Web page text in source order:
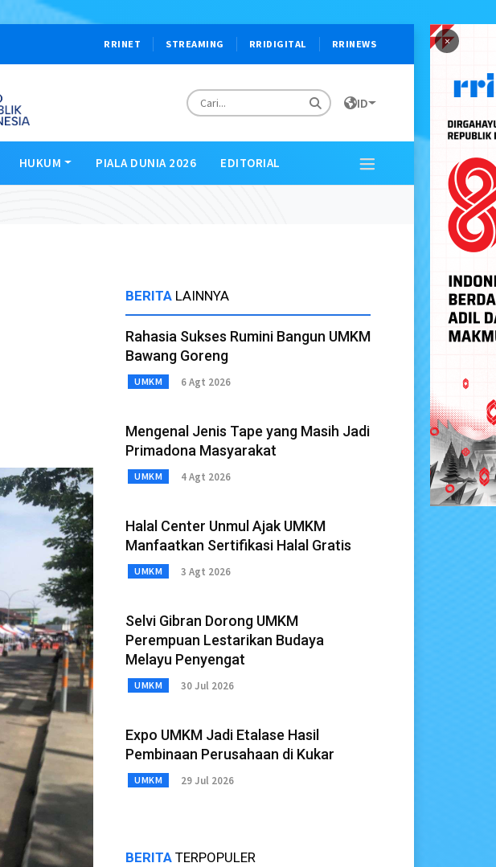
×
RRINET STREAMING RRIDIGITAL RRINEWS
ID
HUKUM PIALA DUNIA 2026 EDITORIAL
BERITA LAINNYA
Rahasia Sukses Rumini Bangun UMKM
Bawang Goreng
UMKM 6 Agt 2026
Mengenal Jenis Tape yang Masih Jadi
Primadona Masyarakat
UMKM 4 Agt 2026
Halal Center Unmul Ajak UMKM
Manfaatkan Sertifikasi Halal Gratis
UMKM 3 Agt 2026
Selvi Gibran Dorong UMKM
Perempuan Lestarikan Budaya
Melayu Penyengat
UMKM 30 Jul 2026
Expo UMKM Jadi Etalase Hasil
Pembinaan Perusahaan di Kukar
UMKM 29 Jul 2026
BERITA TERPOPULER